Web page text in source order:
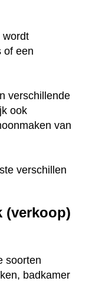
wordt
of een
verschillende
ook
van
verschillen
(verkoop)
soorten
badkamer